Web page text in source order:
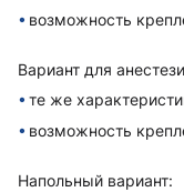
возможность
Вариант для
те же
возможность
Напольный вариант: